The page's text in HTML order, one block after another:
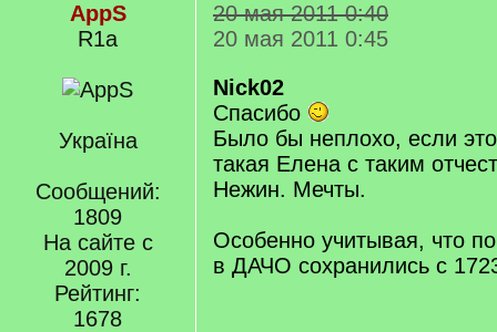
AppS
R1a
Україна
Сообщений:
1809
На сайте с
2009 г.
Рейтинг:
1678
20 мая 2011 0:40
20 мая 2011 0:45
Nick02
Спасибо
Было бы неплохо, если
такая Елена с таким
Нежин. Мечты.
Особенно учитывая, что
в ДАЧО сохранились с